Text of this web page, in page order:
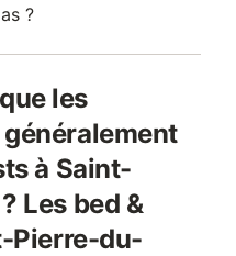
?
les
à Saint-
Les bed &
Pierre-du-